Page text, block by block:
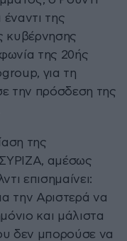
έναντι της
κυβέρνησης
της 20ής
για τη
την πρόσδεση της
της
αμέσως
επισημαίνει:
την Αριστερά να
και μάλιστα
δεν μπορούσε να